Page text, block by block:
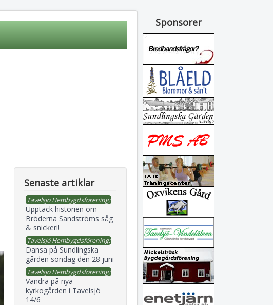
Senaste artiklar
Tavelsjö Hembygdsförening:
Upptäck historien om
Bröderna Sandströms såg
& snickeri!
Tavelsjö Hembygdsförening:
Dansa på Sundlingska
gården söndag den 28 juni
Tavelsjö Hembygdsförening:
Vandra på nya
kyrkogården i Tavelsjö
14/6
Sponsorer